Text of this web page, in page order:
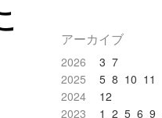
アーカイブ
2026 3 7
2025
5 8 10 11
2024
12
2023
1 2 5 6 9